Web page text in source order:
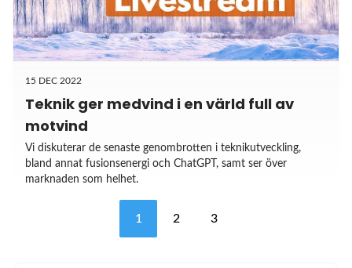
15 DEC 2022
Teknik ger medvind i en värld full av
motvind
Vi diskuterar de senaste genombrotten i teknikutveckling,
bland annat fusionsenergi och ChatGPT, samt ser över
marknaden som helhet.
1 2 3